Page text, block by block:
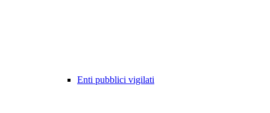
Enti pubblici vigilati